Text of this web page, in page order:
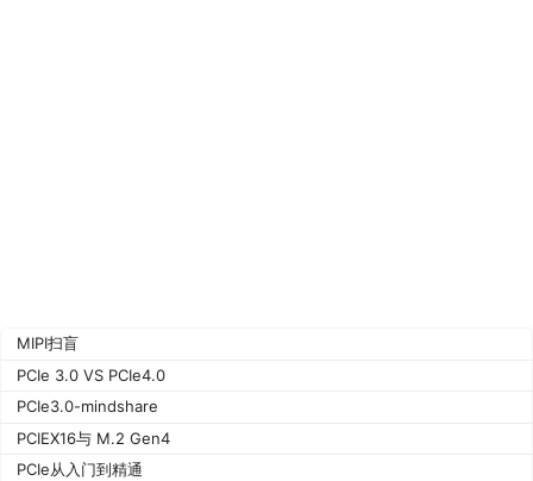
MIPI扫盲
PCIe 3.0 VS PCIe4.0
PCIe3.0-mindshare
PCIEX16与 M.2 Gen4
PCIe从入门到精通